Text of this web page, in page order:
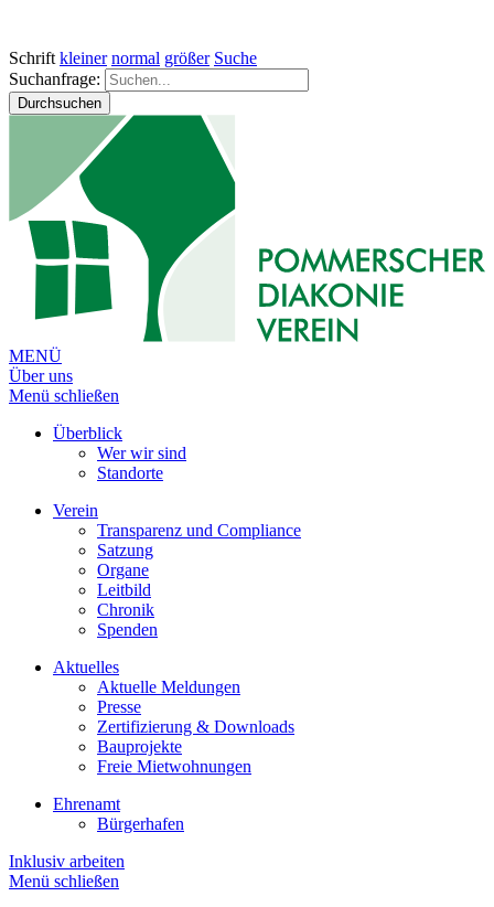
Schrift kleiner normal größer Suche
Suchanfrage:
Durchsuchen
MENÜ
Über uns
Menü schließen
Überblick
Wer wir sind
Standorte
Verein
Transparenz und Compliance
Satzung
Organe
Leitbild
Chronik
Spenden
Aktuelles
Aktuelle Meldungen
Presse
Zertifizierung & Downloads
Bauprojekte
Freie Mietwohnungen
Ehrenamt
Bürgerhafen
Inklusiv arbeiten
Menü schließen